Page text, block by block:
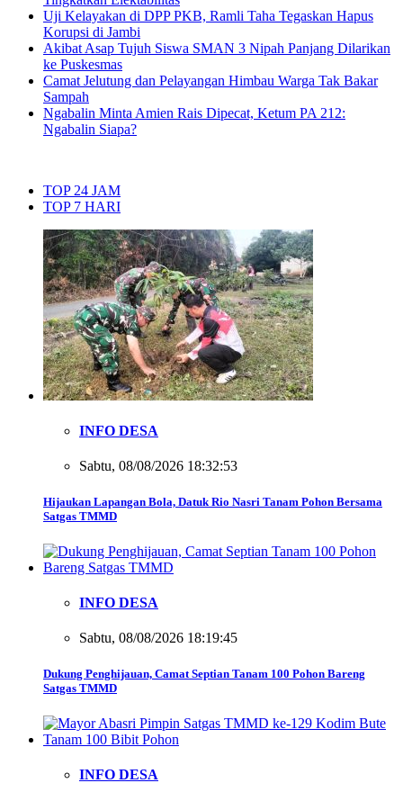
Uji Kelayakan di DPP PKB, Ramli Taha Tegaskan Hapus
Korupsi di Jambi
Akibat Asap Tujuh Siswa SMAN 3 Nipah Panjang Dilarikan
ke Puskesmas
Camat Jelutung dan Pelayangan Himbau Warga Tak Bakar
Sampah
Ngabalin Minta Amien Rais Dipecat, Ketum PA 212:
Ngabalin Siapa?
TOP 24 JAM
TOP 7 HARI
INFO DESA
Sabtu, 08/08/2026 18:32:53
Hijaukan Lapangan Bola, Datuk Rio Nasri Tanam Pohon Bersama
Satgas TMMD
INFO DESA
Sabtu, 08/08/2026 18:19:45
Dukung Penghijauan, Camat Septian Tanam 100 Pohon Bareng
Satgas TMMD
INFO DESA